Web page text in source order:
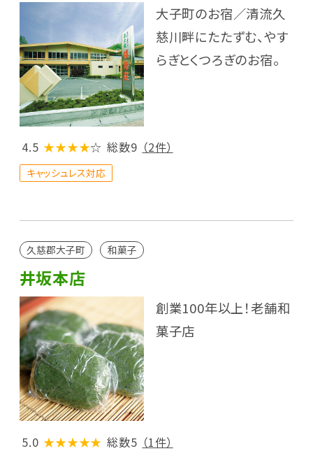
大子町のお宿／清流久
慈川畔にたたずむ、やす
らぎとくつろぎのお宿。
4.5 ★★★★☆ 総数9 （2件）
キャッシュレス対応
久慈郡大子町 和菓子
井坂本店
創業100年以上！老舗和
菓子店
5.0 ★★★★★ 総数5 （1件）